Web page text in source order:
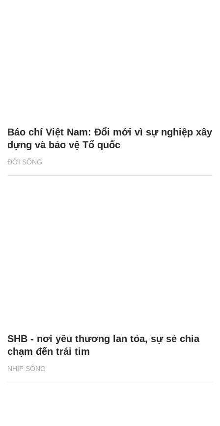
ĐỜI SỐNG
Báo chí Việt Nam: Đổi mới vì sự nghiệp xây
dựng và bảo vệ Tổ quốc
NHỊP SỐNG
SHB - nơi yêu thương lan tỏa, sự sẻ chia
chạm đến trái tim